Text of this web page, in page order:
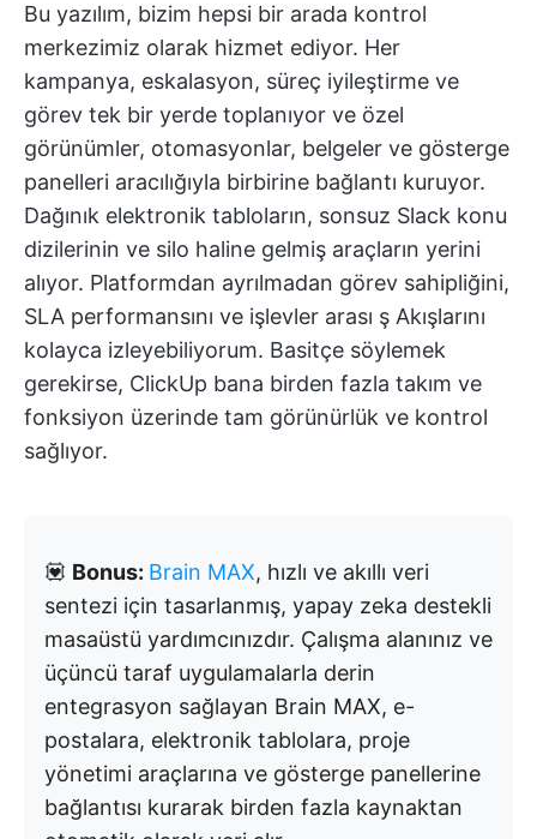
Bu yazılım, bizim hepsi bir arada kontrol
merkezimiz olarak hizmet ediyor. Her
kampanya, eskalasyon, süreç iyileştirme ve
görev tek bir yerde toplanıyor ve özel
görünümler, otomasyonlar, belgeler ve gösterge
panelleri aracılığıyla birbirine bağlantı kuruyor.
Dağınık elektronik tabloların, sonsuz Slack konu
dizilerinin ve silo haline gelmiş araçların yerini
alıyor. Platformdan ayrılmadan görev sahipliğini,
SLA performansını ve işlevler arası ş Akışlarını
kolayca izleyebiliyorum. Basitçe söylemek
gerekirse, ClickUp bana birden fazla takım ve
fonksiyon üzerinde tam görünürlük ve kontrol
sağlıyor.
💟 Bonus: Brain MAX, hızlı ve akıllı veri
sentezi için tasarlanmış, yapay zeka destekli
masaüstü yardımcınızdır. Çalışma alanınız ve
üçüncü taraf uygulamalarla derin
entegrasyon sağlayan Brain MAX, e-
postalara, elektronik tablolara, proje
yönetimi araçlarına ve gösterge panellerine
bağlantısı kurarak birden fazla kaynaktan